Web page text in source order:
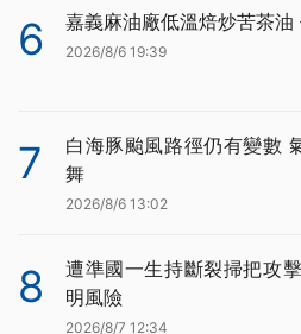
6 嘉義麻油廠低溫焙炒苦茶
2026/8/6 19:39
7
白海豚颱風路徑仍有變數
舞
2026/8/6 13:02
8
遭準國一生持斷裂掃把攻
明風險
2026/8/7 12:34